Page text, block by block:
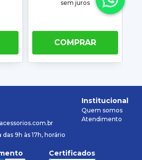
sem juros
COMPRAR
9h às 17h, horário
Institucional
Quem somos
Atendimento
Certificados